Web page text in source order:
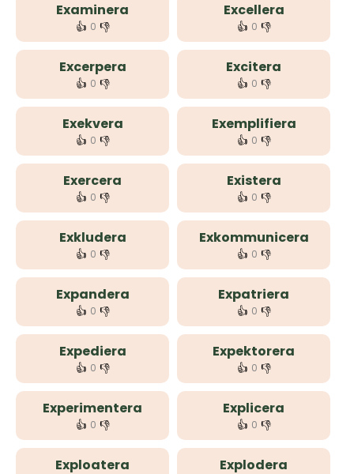
Examinera
👍 0 👎
Excellera
👍 0 👎
Excerpera
👍 0 👎
Excitera
👍 0 👎
Exekvera
👍 0 👎
Exemplifiera
👍 0 👎
Exercera
👍 0 👎
Existera
👍 0 👎
Exkludera
👍 0 👎
Exkommunicera
👍 0 👎
Expandera
👍 0 👎
Expatriera
👍 0 👎
Expediera
👍 0 👎
Expektorera
👍 0 👎
Experimentera
👍 0 👎
Explicera
👍 0 👎
Exploatera Explodera